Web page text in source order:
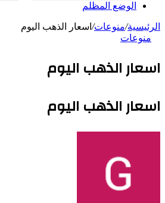
الوضع المظلم
الرئيسية/منوعات/ اسعار الذهب اليوم
منوعات
اسعار الذهب اليوم
اسعار الذهب اليوم